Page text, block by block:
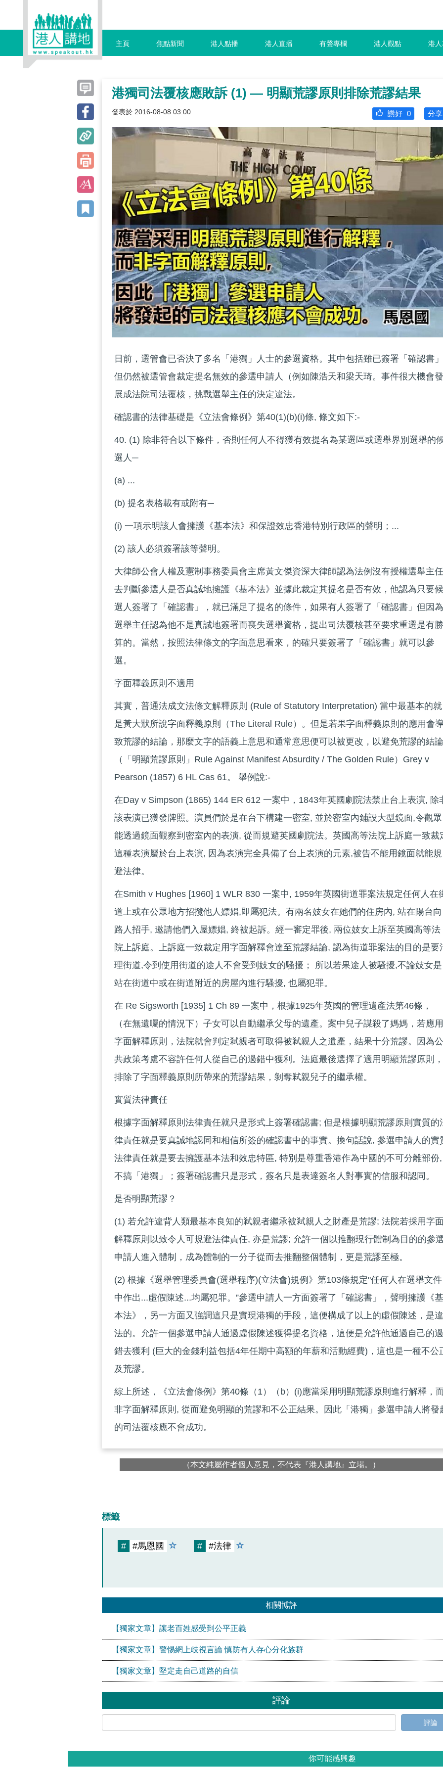
主頁 焦點新聞 港人點播 港人直播 有聲專欄 港人觀點 港
港獨司法覆核應敗訴 (1) — 明顯荒謬原則排除荒謬結果
發表於 2016-08-08 03:00 分享
讚好 0
日前，選管會已否決了多名「港獨」人士的參選資格。其中包括雖已簽署「確認書」
但仍然被選管會裁定提名無效的參選申請人（例如陳浩天和梁天琦。事件很大機會發
展成法院司法覆核，挑戰選舉主任的決定違法。
確認書的法律基礎是《立法會條例》第40(1)(b)(i)條, 條文如下:-
40. (1) 除非符合以下條件，否則任何人不得獲有效提名為某選區或選舉界別選舉的
選人─
(a) ...
(b) 提名表格載有或附有─
(i) 一項示明該人會擁護《基本法》和保證效忠香港特別行政區的聲明；...
(2) 該人必須簽署該等聲明。
大律師公會人權及憲制事務委員會主席黃文傑資深大律師認為法例沒有授權選舉主任
去判斷參選人是否真誠地擁護《基本法》並據此裁定其提名是否有效，他認為只要候
選人簽署了「確認書」，就已滿足了提名的條件，如果有人簽署了「確認書」但因為
選舉主任認為他不是真誠地簽署而喪失選舉資格，提出司法覆核甚至要求重選是有勝
算的。當然，按照法律條文的字面意思看來，的確只要簽署了「確認書」就可以參
選。
字面釋義原則不適用
其實，普通法成文法條文解釋原則 (Rule of Statutory Interpretation) 當中最基本的就
是黃大狀所說字面釋義原則（The Literal Rule）。但是若果字面釋義原則的應用會導
致荒謬的結論，那麼文字的語義上意思和通常意思便可以被更改，以避免荒謬的結論
（「明顯荒謬原則」Rule Against Manifest Absurdity / The Golden Rule）Grey v
Pearson (1857) 6 HL Cas 61。 舉例說:-
在Day v Simpson (1865) 144 ER 612 一案中，1843年英國劇院法禁止台上表演, 除
該表演已獲發牌照。演員們於是在台下構建一密室, 並於密室內鋪設大型鏡面,令觀眾
能透過鏡面觀察到密室內的表演, 從而規避英國劇院法。英國高等法院上訴庭一致裁
這種表演屬於台上表演, 因為表演完全具備了台上表演的元素,被告不能用鏡面就能規
避法律。
在Smith v Hughes [1960] 1 WLR 830 一案中, 1959年英國街道罪案法規定任何人在
道上或在公眾地方招攬他人嫖娼,即屬犯法。有兩名妓女在她們的住房內, 站在陽台向
路人招手, 邀請他們入屋嫖娼, 終被起訴。經一審定罪後, 兩位妓女上訴至英國高等法
院上訴庭。上訴庭一致裁定用字面解釋會達至荒謬結論, 認為街道罪案法的目的是要
理街道,令到使用街道的途人不會受到妓女的騷擾； 所以若果途人被騷擾,不論妓女是
站在街道中或在街道附近的房屋內進行騷擾, 也屬犯罪。
在 Re Sigsworth [1935] 1 Ch 89 一案中，根據1925年英國的管理遺產法第46條，
（在無遺囑的情況下）子女可以自動繼承父母的遺產。案中兒子謀殺了媽媽，若應用
字面解釋原則，法院就會判定弒親者可取得被弒親人之遺產，結果十分荒謬。因為公
共政策考慮不容許任何人從自己的過錯中獲利。法庭最後選擇了適用明顯荒謬原則，
排除了字面釋義原則所帶來的荒謬結果，剝奪弒親兒子的繼承權。
實質法律責任
根據字面解釋原則法律責任就只是形式上簽署確認書; 但是根據明顯荒謬原則實質的
律責任就是要真誠地認同和相信所簽的確認書中的事實。換句話說, 參選申請人的實
法律責任就是要去擁護基本法和效忠特區, 特別是尊重香港作為中國的不可分離部份,
不搞「港獨」；簽署確認書只是形式，簽名只是表達簽名人對事實的信服和認同。
是否明顯荒謬？
(1) 若允許違背人類最基本良知的弒親者繼承被弒親人之財產是荒謬; 法院若採用字面
解釋原則以致令人可規避法律責任, 亦是荒謬; 允許一個以推翻現行體制為目的的參選
申請人進入體制，成為體制的一分子從而去推翻整個體制，更是荒謬至極。
(2) 根據《選舉管理委員會(選舉程序)(立法會)規例》第103條規定"任何人在選舉文件
中作出...虛假陳述...均屬犯罪。”參選申請人一方面簽署了「確認書」，聲明擁護《基
本法》，另一方面又強調這只是實現港獨的手段，這便構成了以上的虛假陳述，是違
法的。允許一個參選申請人通過虛假陳述獲得提名資格，這便是允許他通過自己的過
錯去獲利 (巨大的金錢利益包括4年任期中高額的年薪和活動經費)，這也是一種不公
及荒謬。
綜上所述，《立法會條例》第40條（1）（b）(i)應當采用明顯荒謬原則進行解釋，
非字面解釋原則, 從而避免明顯的荒謬和不公正結果。因此「港獨」參選申請人將發
的司法覆核應不會成功。
（本文純屬作者個人意見，不代表『港人講地』立場。）
標籤
# #馬恩國 # #法律
相關博評
【獨家文章】讓老百姓感受到公平正義
【獨家文章】警惕網上歧視言論 慎防有人存心分化族群
【獨家文章】堅定走自己道路的自信
評論
評論
你可能感興趣